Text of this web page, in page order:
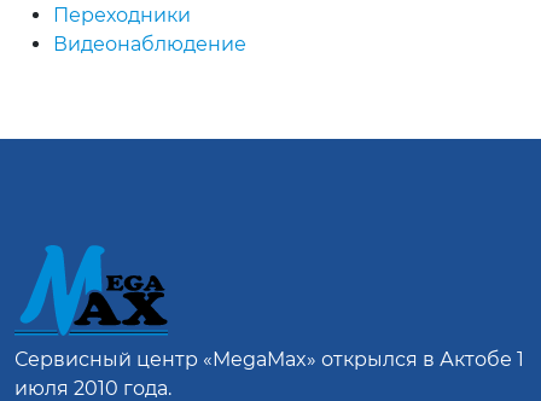
Переходники
Видеонаблюдение
Сервисный центр «MegaMax» открылся в Актобе 1
июля 2010 года.